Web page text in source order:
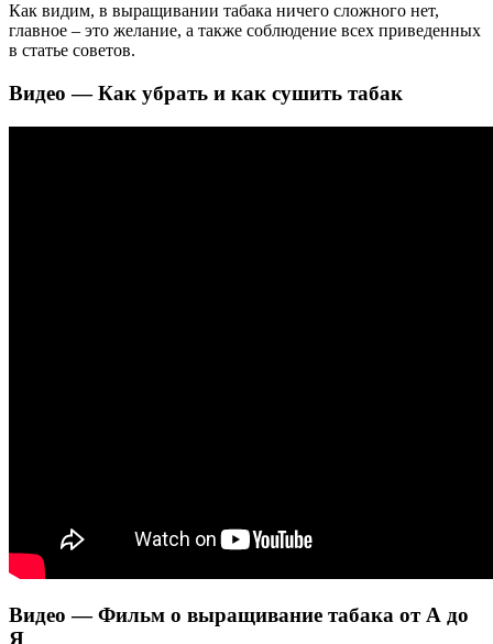
Как видим, в выращивании табака ничего сложного нет,
главное – это желание, а также соблюдение всех приведенных
в статье советов.
Видео — Как убрать и как сушить табак
Видео — Фильм о выращивание табака от А до